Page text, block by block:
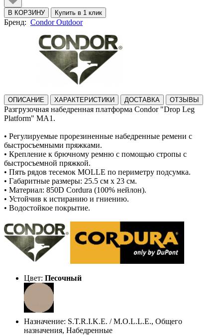
В КОРЗИНУ Купить в 1 клик
Бренд: Condor Outdoor
ОПИСАНИЕ ХАРАКТЕРИСТИКИ ДОСТАВКА ОТЗЫВЫ
Разгрузочная набедренная платформа Condor "Drop Leg
Platform" MA1.
• Регулируемые прорезиненные набедренные ремени с
быстросъемными пряжками.
• Крепление к брючному ремню с помощью стропы с
быстросъемной пряжкой.
• Пять рядов тесемок MOLLE по периметру подсумка.
• Габаритные размеры: 25.5 см x 23 см.
• Материал: 850D Cordura (100% нейлон).
• Устойчив к истиранию и гниению.
• Водостойкое покрытие.
Цвет: Песочный
Назначение: S.T.R.I.K.E. / M.O.L.L.E., Общего
назначения, Набедренные